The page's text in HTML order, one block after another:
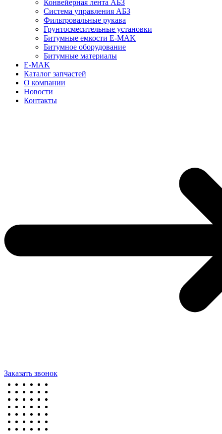
Конвейерная лента АБЗ
Система управления АБЗ
Фильтровальные рукава
Грунтосмесительные установки
Битумные емкости E-MAK
Битумное оборудование
Битумные материалы
E-MAK
Каталог запчастей
О компании
Новости
Контакты
Заказать звонок